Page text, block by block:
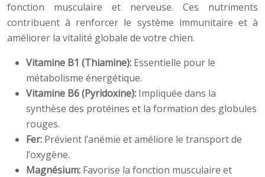
fonction musculaire et nerveuse. Ces nutriments
contribuent à renforcer le système immunitaire et à
améliorer la vitalité globale de votre chien.
Vitamine B1 (Thiamine): Essentielle pour le
métabolisme énergétique.
Vitamine B6 (Pyridoxine): Impliquée dans la
synthèse des protéines et la formation des globules
rouges.
Fer: Prévient l’anémie et améliore le transport de
l’oxygène.
Magnésium: Favorise la fonction musculaire et